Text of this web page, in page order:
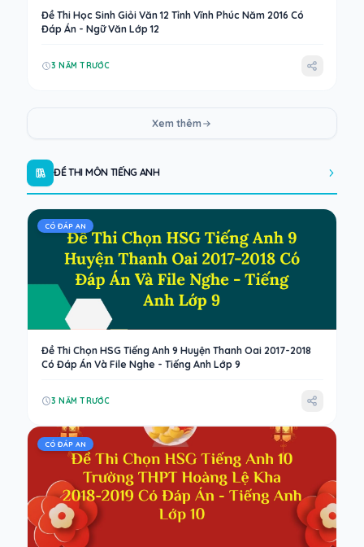
Đề Thi Học Sinh Giỏi Văn 12 Tỉnh Vĩnh Phúc Năm 2016 Có
Đáp Án - Ngữ Văn Lớp 12
3 NĂM TRƯỚC
Xem thêm
ĐỀ THI MÔN TIẾNG ANH
CÓ ĐÁP AN
Đề Thi Chọn HSG Tiếng Anh 9 Huyện Thanh Oai 2017-2018
Có Đáp Án Và File Nghe - Tiếng Anh Lớp 9
3 NĂM TRƯỚC
CÓ ĐÁP AN